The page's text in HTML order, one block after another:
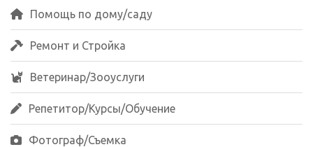
Помощь по дому/саду
Ремонт и Стройка
Ветеринар/Зооуслуги
Репетитор/Курсы/Обучение
Фотограф/Съемка